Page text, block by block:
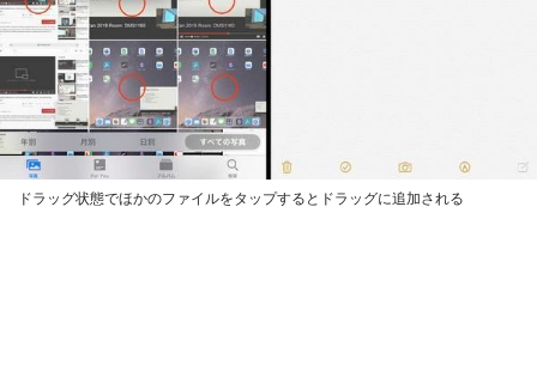
ドラッグ状態でほかのファイルをタップするとドラッグに追加される